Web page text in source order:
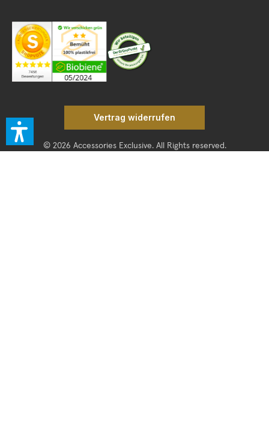
Vertrag widerrufen
© 2026 Accessories Exclusive. All Rights reserved.